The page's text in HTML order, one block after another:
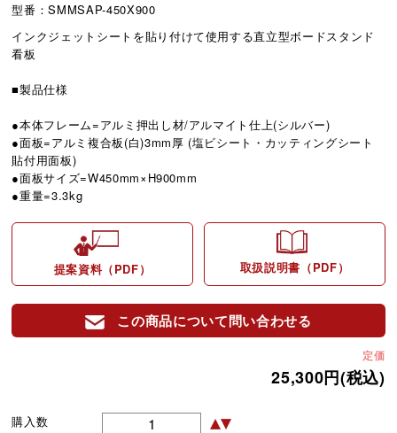
型番：SMMSAP-450X900
インクジェットシートを貼り付けて使用する直立型ボードスタンド
看板
■製品仕様
●本体フレーム=アルミ押出し材/アルマイト仕上(シルバー)
●面板=アルミ複合板(白)3mm厚 (塩ビシート・カッティングシート
貼付用面板)
●面板サイズ=W450mm×H900mm
●重量=3.3kg
提案資料（PDF） 取扱説明書（PDF）
この商品について問い合わせる
定価
25,300円(税込)
購入数